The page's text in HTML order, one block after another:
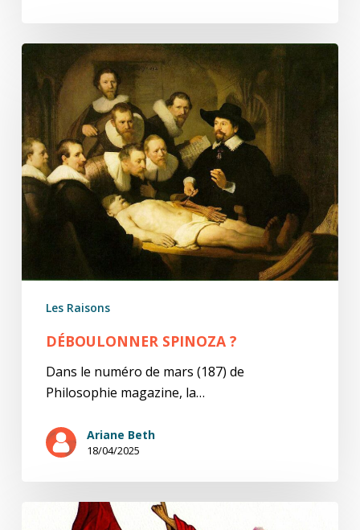
Déboulonner
Spinoza
?
Les Raisons
DÉBOULONNER SPINOZA ?
Dans le numéro de mars (187) de
Philosophie magazine, la…
Ariane Beth
18/04/2025